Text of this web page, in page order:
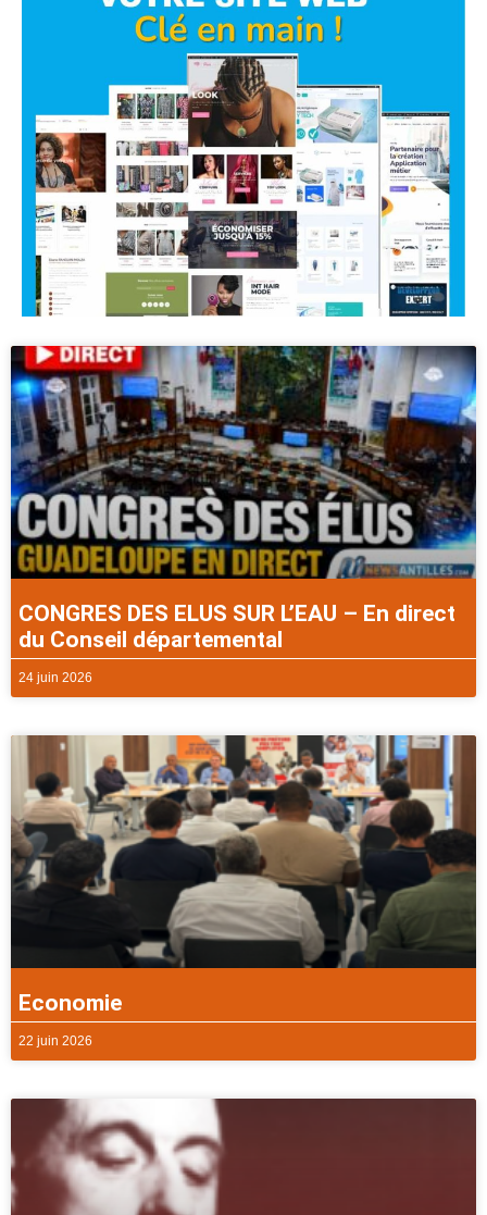
CONGRES DES ELUS SUR L’EAU – En direct
du Conseil départemental
24 juin 2026
Economie
22 juin 2026